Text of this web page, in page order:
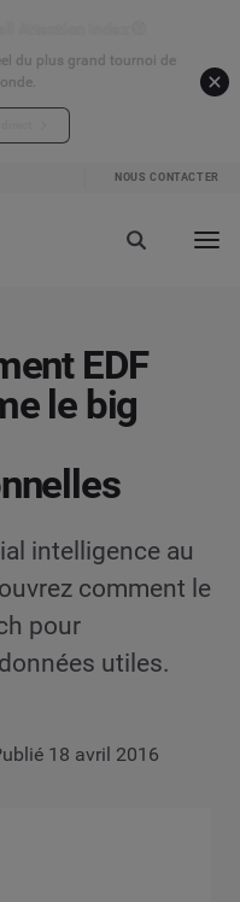
du plus grand tournoi de
NOUS CONTACTER
EDF
le big
intelligence au
comment le
pour
utiles.
18 avril 2016